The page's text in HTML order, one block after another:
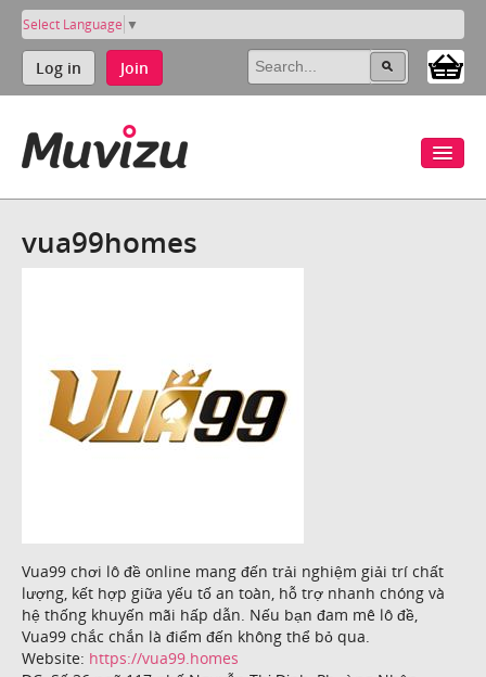
Select Language ▼
Log in Join
vua99homes
Vua99 chơi lô đề online mang đến trải nghiệm giải trí chất
lượng, kết hợp giữa yếu tố an toàn, hỗ trợ nhanh chóng và
hệ thống khuyến mãi hấp dẫn. Nếu bạn đam mê lô đề,
Vua99 chắc chắn là điểm đến không thể bỏ qua.
Website: https://vua99.homes